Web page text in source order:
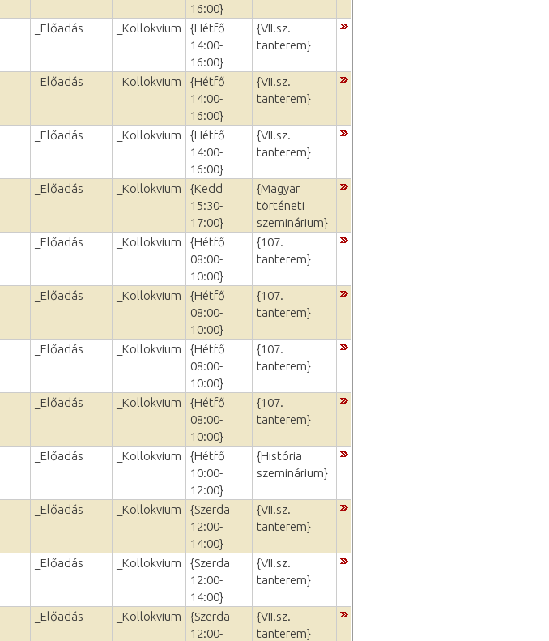
16:00}
_Előadás _Kollokvium
{Hétfő
14:00-
16:00}
{VII.sz.
tanterem}
_Előadás _Kollokvium
{Hétfő
14:00-
16:00}
{VII.sz.
tanterem}
_Előadás _Kollokvium
{Hétfő
14:00-
16:00}
{VII.sz.
tanterem}
_Előadás _Kollokvium
{Kedd
15:30-
17:00}
{Magyar
történeti
szeminárium}
_Előadás _Kollokvium
{Hétfő
08:00-
10:00}
{107.
tanterem}
_Előadás _Kollokvium
{Hétfő
08:00-
10:00}
{107.
tanterem}
_Előadás _Kollokvium
{Hétfő
08:00-
10:00}
{107.
tanterem}
_Előadás _Kollokvium
{Hétfő
08:00-
10:00}
{107.
tanterem}
_Előadás _Kollokvium
{Hétfő
10:00-
12:00}
{História
szeminárium}
_Előadás _Kollokvium
{Szerda
12:00-
14:00}
{VII.sz.
tanterem}
_Előadás _Kollokvium
{Szerda
12:00-
14:00}
{VII.sz.
tanterem}
_Előadás _Kollokvium
{Szerda
12:00-
{VII.sz.
tanterem}